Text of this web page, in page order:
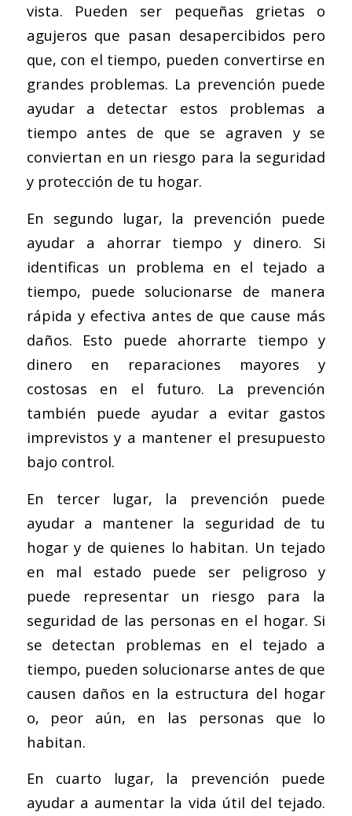
vista. Pueden ser pequeñas grietas o
agujeros que pasan desapercibidos pero
que, con el tiempo, pueden convertirse en
grandes problemas. La prevención puede
ayudar a detectar estos problemas a
tiempo antes de que se agraven y se
conviertan en un riesgo para la seguridad
y protección de tu hogar.
En segundo lugar, la prevención puede
ayudar a ahorrar tiempo y dinero. Si
identificas un problema en el tejado a
tiempo, puede solucionarse de manera
rápida y efectiva antes de que cause más
daños. Esto puede ahorrarte tiempo y
dinero en reparaciones mayores y
costosas en el futuro. La prevención
también puede ayudar a evitar gastos
imprevistos y a mantener el presupuesto
bajo control.
En tercer lugar, la prevención puede
ayudar a mantener la seguridad de tu
hogar y de quienes lo habitan. Un tejado
en mal estado puede ser peligroso y
puede representar un riesgo para la
seguridad de las personas en el hogar. Si
se detectan problemas en el tejado a
tiempo, pueden solucionarse antes de que
causen daños en la estructura del hogar
o, peor aún, en las personas que lo
habitan.
En cuarto lugar, la prevención puede
ayudar a aumentar la vida útil del tejado.